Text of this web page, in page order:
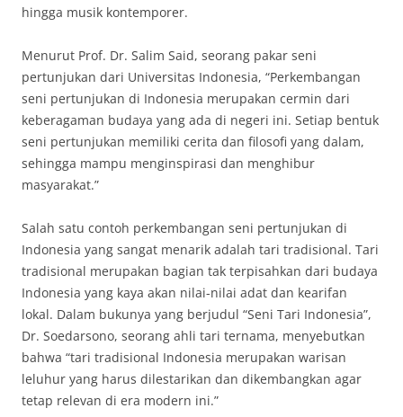
hingga musik kontemporer.
Menurut Prof. Dr. Salim Said, seorang pakar seni
pertunjukan dari Universitas Indonesia, “Perkembangan
seni pertunjukan di Indonesia merupakan cermin dari
keberagaman budaya yang ada di negeri ini. Setiap bentuk
seni pertunjukan memiliki cerita dan filosofi yang dalam,
sehingga mampu menginspirasi dan menghibur
masyarakat.”
Salah satu contoh perkembangan seni pertunjukan di
Indonesia yang sangat menarik adalah tari tradisional. Tari
tradisional merupakan bagian tak terpisahkan dari budaya
Indonesia yang kaya akan nilai-nilai adat dan kearifan
lokal. Dalam bukunya yang berjudul “Seni Tari Indonesia”,
Dr. Soedarsono, seorang ahli tari ternama, menyebutkan
bahwa “tari tradisional Indonesia merupakan warisan
leluhur yang harus dilestarikan dan dikembangkan agar
tetap relevan di era modern ini.”